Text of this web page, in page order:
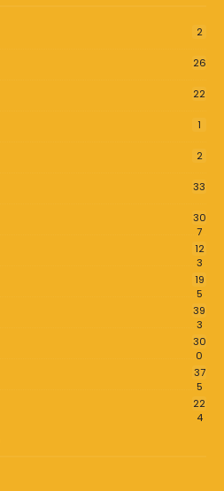
2
26
22
1
2
33
30
7
12
3
19
5
39
3
30
0
37
5
22
4